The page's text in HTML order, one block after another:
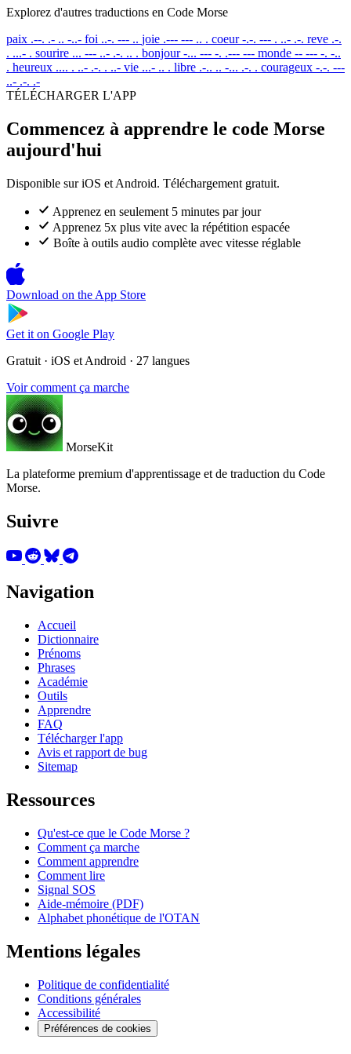
Explorez d'autres traductions en Code Morse
paix .--. .- .. -..- foi ..-. --- .. joie .--- --- .. . coeur -.-. --- . ..- .-. reve .-.
. ...- . sourire ... --- ..- .-. .. . bonjour -... --- -. .--- --- monde -- --- -. -..
. heureux .... . ..- .-. . ..- vie ...- .. . libre .-.. .. -... .-. . courageux -.-. ---
..- .-. .-
TÉLÉCHARGER L'APP
Commencez à apprendre le code Morse
aujourd'hui
Disponible sur iOS et Android. Téléchargement gratuit.
Apprenez en seulement 5 minutes par jour
Apprenez 5x plus vite avec la répétition espacée
Boîte à outils audio complète avec vitesse réglable
Download on the App Store
Get it on Google Play
Gratuit · iOS et Android · 27 langues
Voir comment ça marche
MorseKit
La plateforme premium d'apprentissage et de traduction du Code
Morse.
Suivre
Navigation
Accueil
Dictionnaire
Prénoms
Phrases
Académie
Outils
Apprendre
FAQ
Télécharger l'app
Avis et rapport de bug
Sitemap
Ressources
Qu'est-ce que le Code Morse ?
Comment ça marche
Comment apprendre
Comment lire
Signal SOS
Aide-mémoire (PDF)
Alphabet phonétique de l'OTAN
Mentions légales
Politique de confidentialité
Conditions générales
Accessibilité
Préférences de cookies